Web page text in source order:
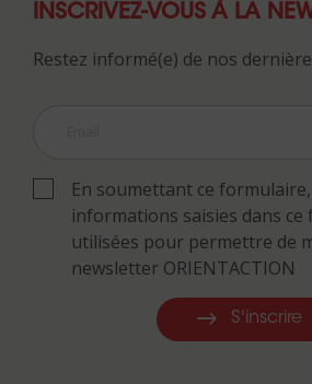
INSCRIVEZ-VOUS À LA
Restez informé(e) de nos
En soumettant ce formulaire,
informations saisies dans
utilisées pour permettre de
newsletter ORIENTACTION
S'inscrire